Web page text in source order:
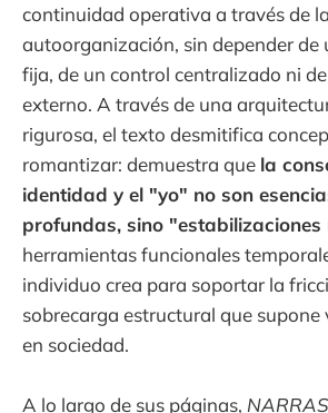
continuidad operativa a través de la
autoorganización, sin depender de
fija, de un control centralizado ni
externo. A través de una
rigurosa, el texto desmitifica
romantizar: demuestra que la
identidad y el "yo" no son
profundas, sino
herramientas funcionales
individuo crea para soportar la
sobrecarga estructural que
en sociedad.
A lo largo de sus páginas,